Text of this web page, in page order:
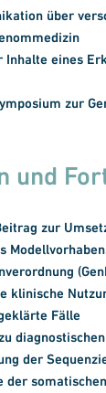
über
Inhalte eines
zur
und
zur
klinische
Fälle
der
der